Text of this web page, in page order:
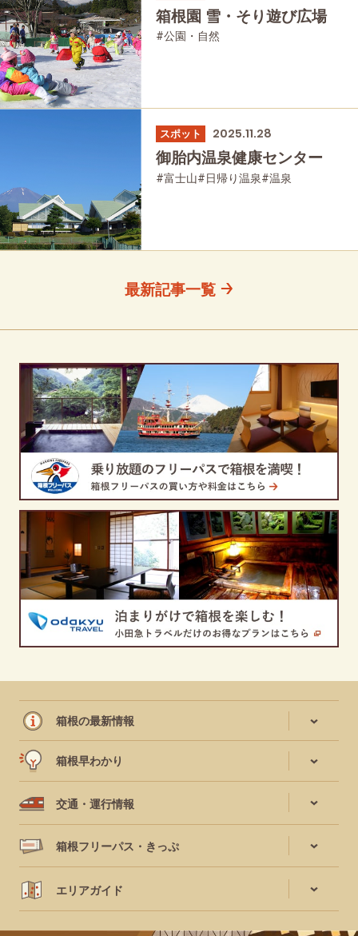
箱根園 雪・そり遊び広場
#公園・自然
スポット 2025.11.28
御胎内温泉健康センター
#富士山#日帰り温泉#温泉
最新記事一覧
箱根の最新情報
箱根早わかり
交通・運行情報
箱根フリーパス・きっぷ
エリアガイド